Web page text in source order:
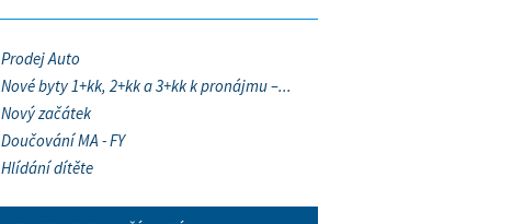
Prodej Auto
Nové byty 1+kk, 2+kk a 3+kk k pronájmu –...
Nový začátek
Doučování MA - FY
Hlídání dítěte